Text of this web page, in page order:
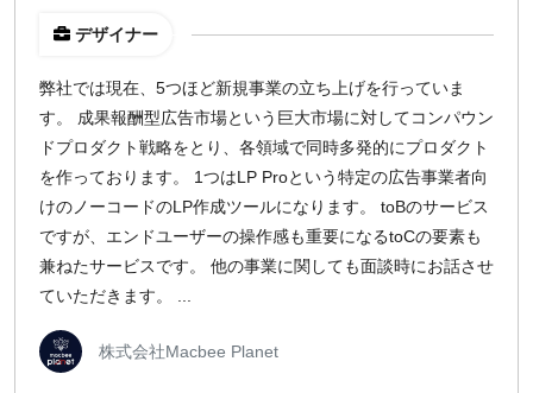
デザイナー
弊社では現在、5つほど新規事業の立ち上げを行っていま
す。 成果報酬型広告市場という巨大市場に対してコンパウン
ドプロダクト戦略をとり、各領域で同時多発的にプロダクト
を作っております。 1つはLP Proという特定の広告事業者向
けのノーコードのLP作成ツールになります。 toBのサービス
ですが、エンドユーザーの操作感も重要になるtoCの要素も
兼ねたサービスです。 他の事業に関しても面談時にお話させ
ていただきます。 ...
株式会社Macbee Planet